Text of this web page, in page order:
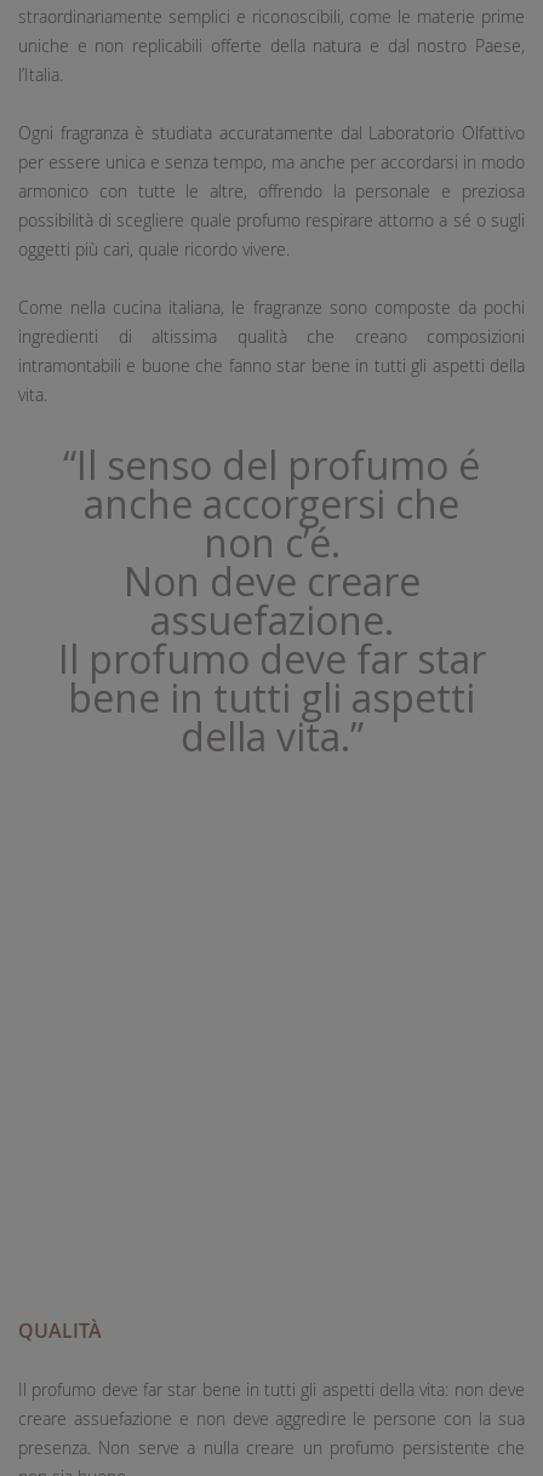
straordinariamente semplici e riconoscibili, come le materie prime
uniche e non replicabili offerte della natura e dal nostro Paese,
l’Italia.
Ogni fragranza è studiata accuratamente dal Laboratorio Olfattivo
per essere unica e senza tempo, ma anche per accordarsi in modo
armonico con tutte le altre, offrendo la personale e preziosa
possibilità di scegliere quale profumo respirare attorno a sé o sugli
oggetti più cari, quale ricordo vivere.
Come nella cucina italiana, le fragranze sono composte da pochi
ingredienti di altissima qualità che creano composizioni
intramontabili e buone che fanno star bene in tutti gli aspetti della
vita.
“Il senso del profumo é
anche accorgersi che
non c’é.
Non deve creare
assuefazione.
Il profumo deve far star
bene in tutti gli aspetti
della vita.”
QUALITÀ
Il profumo deve far star bene in tutti gli aspetti della vita: non deve
creare assuefazione e non deve aggredire le persone con la sua
presenza. Non serve a nulla creare un profumo persistente che